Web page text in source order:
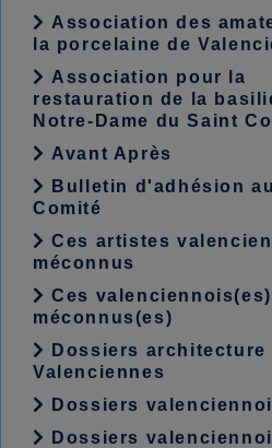
Association des
la porcelaine de
Association pour la
restauration de la
Notre-Dame du Saint
Avant Après
Bulletin d'adhésion au
Comité
Ces artistes
méconnus
Ces valenciennois(es)
méconnus(es)
Dossiers architecture
Valenciennes
Dossiers
Dossiers